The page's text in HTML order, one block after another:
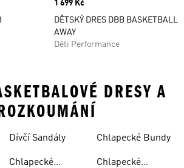
Price
1 699 Kč
DĚTSKÝ DRES DBB BASKETBALL
AWAY
Děti Performance
DRESY A
Dívčí Sandály
Chlapecké
Chlapecké Bundy
Chlapecké